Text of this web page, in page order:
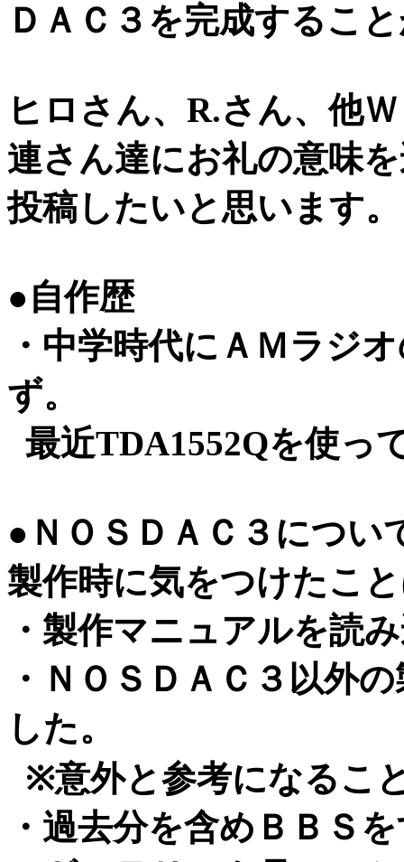
ＤＡＣ３を完成するこ
ヒロさん、R.さん、他
連さん達にお礼の意味
投稿したいと思います。
●自作歴
・中学時代にＡＭラジ
ず。
最近TDA1552Qを使っ
●ＮＯＳＤＡＣ３につい
製作時に気をつけたこ
・製作マニュアルを読
・ＮＯＳＤＡＣ３以外
した。
※意外と参考になるこ
・過去分を含めＢＢＳ